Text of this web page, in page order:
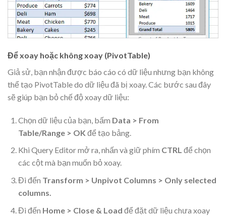
Để xoay hoặc không xoay (PivotTable)
Giả sử, bạn nhận được báo cáo có dữ liệu nhưng bạn không
thể tạo PivotTable do dữ liệu đã bị xoay. Các bước sau đây
sẽ giúp bạn bỏ chế độ xoay dữ liệu:
Chọn dữ liệu của bạn, bấm Data > From
Table/Range > OK để tạo bảng.
Khi Query Editor mở ra, nhấn và giữ phím CTRL để chọn
các cột mà bạn muốn bỏ xoay.
Đi đến Transform > Unpivot Columns > Only selected
columns.
Đi đến Home > Close & Load để đặt dữ liệu chưa xoay